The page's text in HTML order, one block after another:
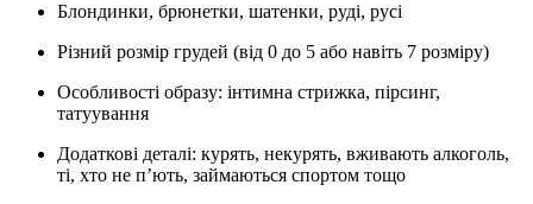
Блондинки, брюнетки, шатенки, руді, русі
Різний розмір грудей (від 0 до 5 або навіть 7 розміру)
Особливості образу: інтимна стрижка, пірсинг,
татуування
Додаткові деталі: курять, некурять, вживають алкоголь,
ті, хто не п’ють, займаються спортом тощо